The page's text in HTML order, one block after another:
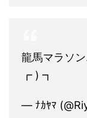
龍馬マラソ
┏ ) ┓
— ﾅｶﾔﾏ